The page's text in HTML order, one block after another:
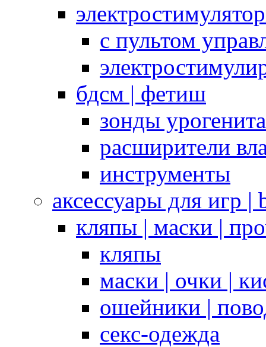
с пультом
бдсм | фетиш
зонды
расширители
инструменты
аксессуары для игр |
кляпы | маски |
кляпы
маски | очки |
ошейники |
секс-одежда